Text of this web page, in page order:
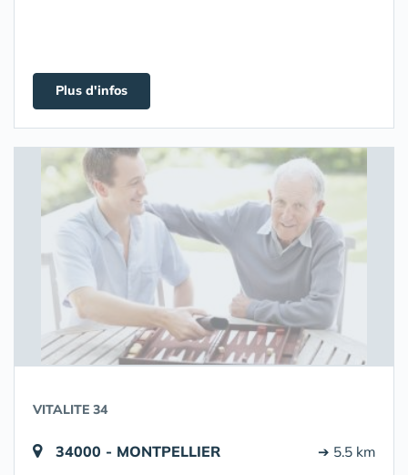
Plus d'infos
VITALITE 34
34000 - MONTPELLIER ➔ 5.5 km